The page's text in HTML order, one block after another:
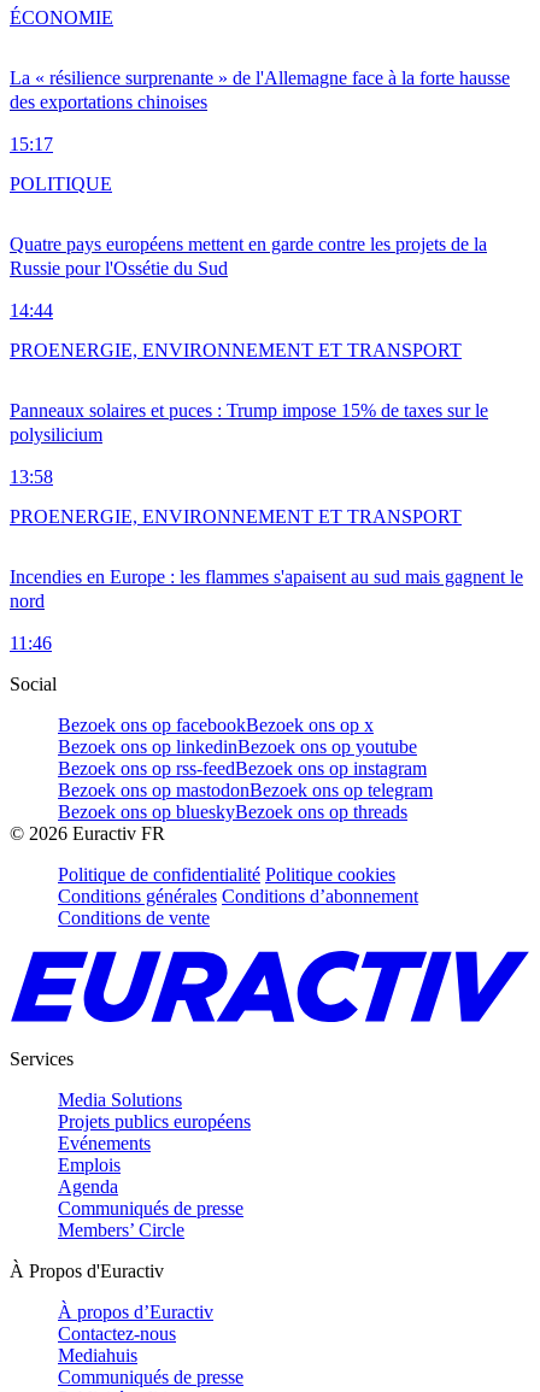
La « résilience surprenante » de l'Allemagne face à la forte hausse
des exportations chinoises
15:17
ÉCONOMIE
Quatre pays européens mettent en garde contre les projets de la
Russie pour l'Ossétie du Sud
14:44
POLITIQUE
Panneaux solaires et puces : Trump impose 15% de taxes sur le
polysilicium
13:58
PROENERGIE, ENVIRONNEMENT ET TRANSPORT
Incendies en Europe : les flammes s'apaisent au sud mais gagnent le
nord
11:46
PROENERGIE, ENVIRONNEMENT ET TRANSPORT
Social
Bezoek ons op facebookBezoek ons op x
Bezoek ons op linkedinBezoek ons op youtube
Bezoek ons op rss-feedBezoek ons op instagram
Bezoek ons op mastodonBezoek ons op telegram
Bezoek ons op blueskyBezoek ons op threads
© 2026 Euractiv FR
Politique de confidentialité Politique cookies
Conditions générales Conditions d’abonnement
Conditions de vente
Services
Media Solutions
Projets publics européens
Evénements
Emplois
Agenda
Communiqués de presse
Members’ Circle
À Propos d'Euractiv
À propos d’Euractiv
Contactez-nous
Mediahuis
Communiqués de presse